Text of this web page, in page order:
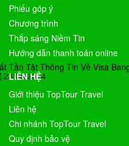
Tần Tật Thông Tin Về Visa
23/05/2024
Phiếu góp ý
Chương trình
Thắp sáng Niềm Tin
Hướng dẫn thanh toán online
LIÊN HỆ
Giới thiệu TopTour Travel
Liên hệ
Chi nhánh TopTour Travel
Quy định bảo vệ